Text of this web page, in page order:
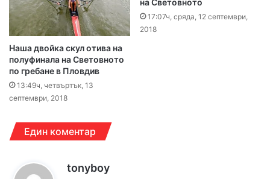
Наша двойка скул отива на
полуфинала на Световното
по гребане в Пловдив
13:49ч, четвъртък, 13
септември, 2018
на Световното
17:07ч, сряда, 12 септември,
2018
Един коментар
tonyboy